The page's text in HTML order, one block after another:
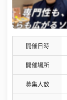
開催日時
開催場所
募集人数